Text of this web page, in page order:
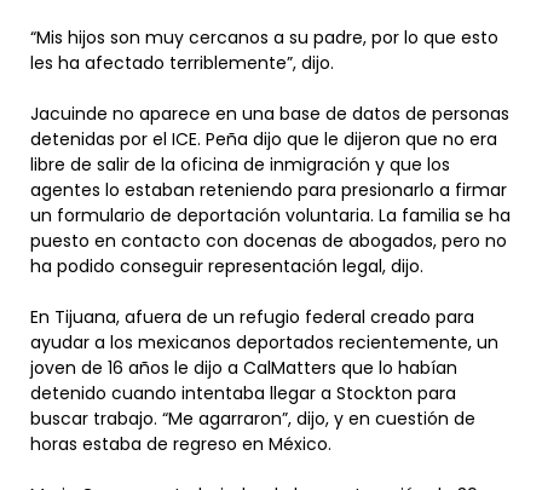
“Mis hijos son muy cercanos a su padre, por lo que esto
les ha afectado terriblemente”, dijo.
Jacuinde no aparece en una base de datos de personas
detenidas por el ICE. Peña dijo que le dijeron que no era
libre de salir de la oficina de inmigración y que los
agentes lo estaban reteniendo para presionarlo a firmar
un formulario de deportación voluntaria. La familia se ha
puesto en contacto con docenas de abogados, pero no
ha podido conseguir representación legal, dijo.
En Tijuana, afuera de un refugio federal creado para
ayudar a los mexicanos deportados recientemente, un
joven de 16 años le dijo a CalMatters que lo habían
detenido cuando intentaba llegar a Stockton para
buscar trabajo. “Me agarraron”, dijo, y en cuestión de
horas estaba de regreso en México.